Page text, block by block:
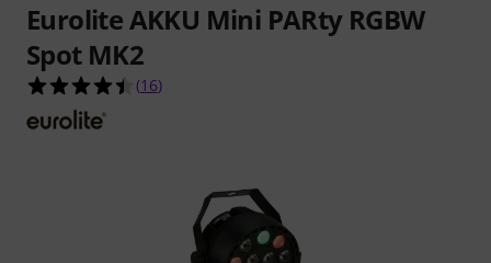
Eurolite AKKU Mini PARty RGBW
Spot MK2
4.4 von 5 Sternen aus 16 Kundenbewertungen
(16)